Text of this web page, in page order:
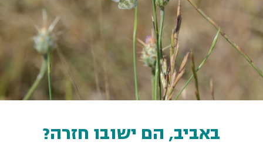
באביב, הם ישובו חזרה?